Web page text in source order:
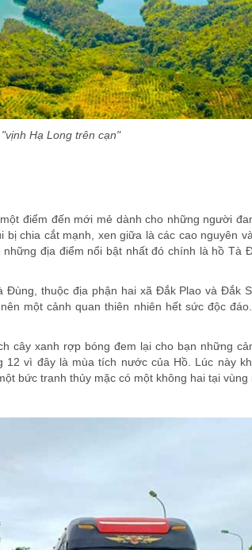
Hạ Long trên cạn"
điểm đến mới mẻ dành cho những người
chia cắt mạnh, xen giữa là các cao nguyên
địa điểm nổi bật nhất đó chính là hồ Tà
thuộc địa phận hai xã Đắk Plao và Đắk
một cảnh quan thiên nhiên hết sức độc
cây xanh rợp bóng đem lại cho bạn những
vì đây là mùa tích nước của Hồ. Lúc này
bức tranh thủy mặc có một không hai tại vùng